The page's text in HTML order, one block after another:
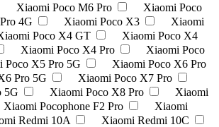
Xiaomi Poco M6 Pro
Xiaomi Poco
4G
Xiaomi Poco X3
Xiaomi
Poco X4 GT
Xiaomi Poco X4
Xiaomi Poco X4 Pro
Xiaomi Poco
Poco X5 Pro 5G
Xiaomi Poco X6 Pro
Pro 5G
Xiaomi Poco X7 Pro
5G
Xiaomi Poco X8 Pro
Xiaomi
Xiaomi Pocophone F2 Pro
Xiaomi
Redmi 10A
Xiaomi Redmi 10C